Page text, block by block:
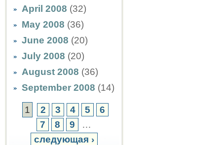
April 2008 (32)
May 2008 (36)
June 2008 (20)
July 2008 (20)
August 2008 (36)
September 2008 (14)
1 2 3 4 5
6
7
8 9
…
следующая ›